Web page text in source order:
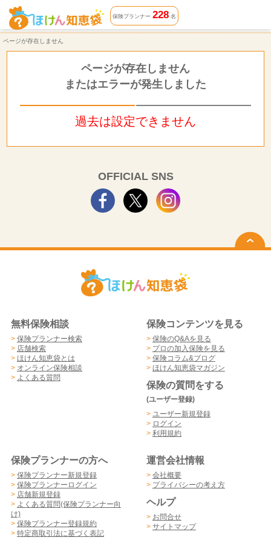
ページが存在しません | ほけん知恵袋
保険プランナー 228名
ページが存在しません
ページが存在しません
またはエラーが発生しました
過去は設定できません
OFFICIAL SNS
無料保険相談
> 保険プランナー検索
> 店舗検索
> ほけん知恵袋とは
> オンライン保険相談
> よくある質問
保険コンテンツを見る
> 保険のQ&Aを見る
> プロの加入保険を見る
> 保険コラム&ブログ
> ほけん知恵袋マガジン
保険の質問をする
(ユーザー登録)
> ユーザー新規登録
> ログイン
> 利用規約
保険プランナーの方へ
> 保険プランナー新規登録
> 保険プランナーログイン
> 店舗新規登録
> よくある質問(保険プランナー向
け)
> 保険プランナー登録規約
> 特定商取引法に基づく表記
運営会社情報
> 会社概要
> プライバシーの考え方
ヘルプ
> お問合せ
> サイトマップ